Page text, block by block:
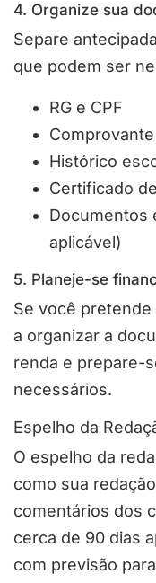
4. Organize sua
Separe
que podem ser
RG e CPF
Histórico
Certificado
Documentos
aplicável)
5. Planeje-se
Se você pretende
a organizar a
renda e prepare-
necessários.
Espelho da
O espelho da
como sua
comentários dos
cerca de 90 dias
com previsão